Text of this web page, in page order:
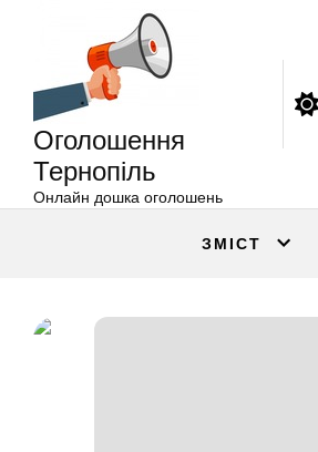
Оголошення
Тернопіль
Онлайн дошка оголошень
ЗМІСТ